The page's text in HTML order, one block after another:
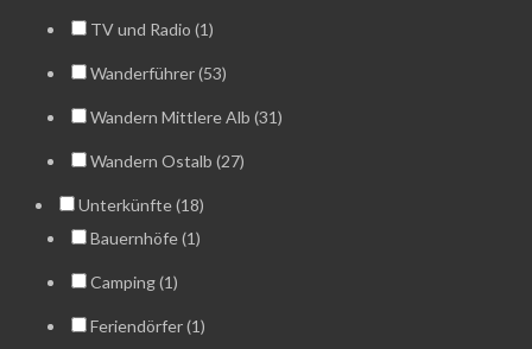
TV und Radio (1)
Wanderführer (53)
Wandern Mittlere Alb (31)
Wandern Ostalb (27)
Unterkünfte (18)
Bauernhöfe (1)
Camping (1)
Feriendörfer (1)